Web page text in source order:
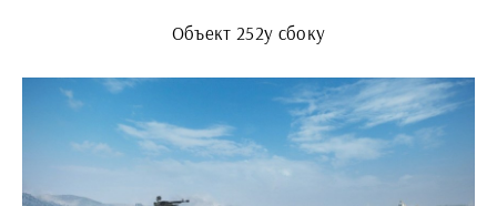
Объект 252у сбоку